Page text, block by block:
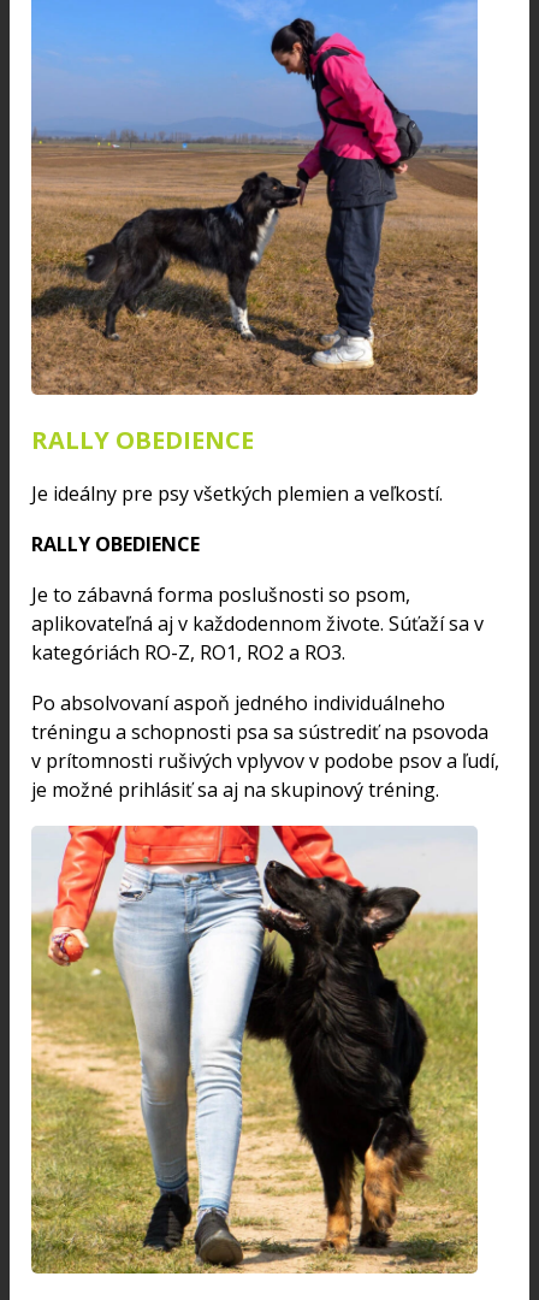
RALLY OBEDIENCE
Je ideálny pre psy všetkých plemien a veľkostí.
RALLY OBEDIENCE
Je to zábavná forma poslušnosti so psom,
aplikovateľná aj v každodennom živote. Súťaží sa v
kategóriách RO-Z, RO1, RO2 a RO3.
Po absolvovaní aspoň jedného individuálneho
tréningu a schopnosti psa sa sústrediť na psovoda
v prítomnosti rušivých vplyvov v podobe psov a ľudí,
je možné prihlásiť sa aj na skupinový tréning.